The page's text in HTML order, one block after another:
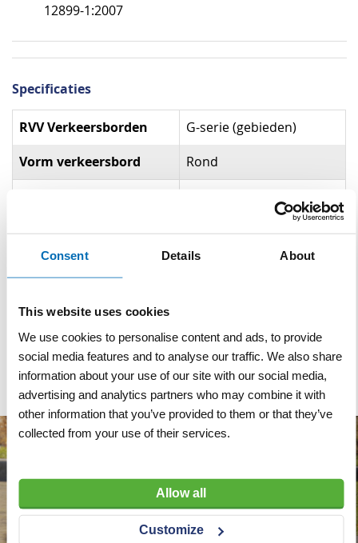
Consent Details About
This website uses cookies
We use cookies to personalise content and ads, to provide
social media features and to analyse our traffic. We also share
information about your use of our site with our social media,
advertising and analytics partners who may combine it with
other information that you’ve provided to them or that they’ve
collected from your use of their services.
Allow all
Customize
12899-1:2007
Specificaties
Specificaties
RVV Verkeersborden G-serie (gebieden)
Vorm verkeersbord Rond
bebouwde kom
Diameter bord Ø 60 cm
Reflectieklasse
Dubbel omgezette rand